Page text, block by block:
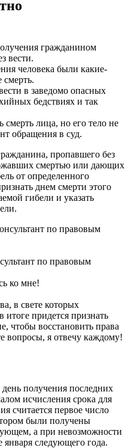
гражданином
вести.
человека были какие-
смерть.
в заведомо опасных
бедствиях и так
лица, но его тело не
обращения в суд.
пропавшего без
смертью или дающих
от определенного
днем смерти этого
гибели и указать
по правовым
ко мне!
в свете которых
придется признать
чтобы восстановить права
вопросы, я отвечу каждому!
получения последних
исчисления срока для
считается первое число
были получены
а при невозможности
января следующего года.